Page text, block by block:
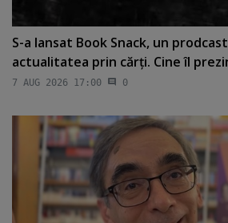
S-a lansat Book Snack, un
actualitatea prin cărţi. Cine îl
7 AUG 2026 17:00 0